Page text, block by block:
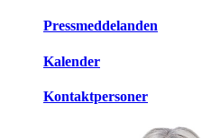
Pressmeddelanden
Kalender
Kontaktpersoner